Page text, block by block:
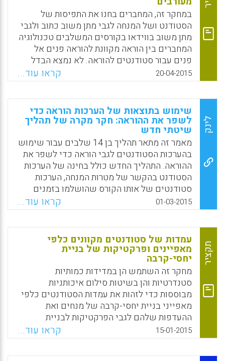
התפקיד של הטיוטור-מנחה מנקודת מבט כפולה:
הן של המתמחים-המרצים הלומדים הן של
הטיוטורים-המנחים. הספר נועד להעשיר ולהרחיב
את הידע בתחום ההנחיה בכלל ובתחום הנחיית
עמיתים בפרט. מעגל רחב של אנשי חינוך ואחרים
העוסקים בהנחיה עשוי למצוא בו עניין כמו גם
כלי עזר שמיש ומועיל (רבקה רייכנברג, רחל שגיא
WhatsApp
Facebook
Email
X
במחקר זה, המחברים בחנו את התפיסות של
הסטודנט ושל המנחה לגבי מתן משוב כתוב ולגבי
מתן משוב בווידאו בקורסים המשלבים טכנולוגיה
המחברים בין הוראה מקוונת להוראה פנים אל
פנים עבור סטודנטים להוראה. לא נמצא הבדל
מובהק בתפיסות לגבי העברת המשוב ולגבי
איכותו בין הסטודנטים שקיבלו משוב בווידאו
לבין אלה שקיבלו משוב כתוב. הראיונות שנערכו
עם המנחה ועם הסטודנטים בסוף הסמסטר חשפו
מספר הבדלים בשיטות המשוב של המנחה כאשר
הם תקשרו באמצעות טקסט בהשוואה לווידאו.
באופן כללי, הסטודנטים והמנחים מצאו
שהמאפיינים של המשוב הכתוב אפשרו להם
קבלת משוב מאורגן ויעיל יותר, בעוד המאפיינים
של הווידאו עודדו תקשורת תומכת ושיחתית יותר
(Borup, Jered ; West, Richard E ; Thomas,
Rebecca, 2015).
WhatsApp
Facebook
Email
X
20-04-2015 קראו עוד...
לינק
שימוש בתוצאות של הערכות הוראה כדי
לשפר את ההוראה: חקר מקרה של תהליך
שיטתי חדש
מאמר זה מתאר תהליך בן 14 שלבים עבור שימוש
בהערכות הסטודנטים לגבי הוראה כדי לשפר את
ההוראה. התהליך החדש כולל בחינה של הערכות
הסטודנט בהקשר של מטרות המנחה, הערכות
סטודנטים של אותו הקורס שהושלמו בזמנים
שונים, והערכות של קורסים דומים שאותם לימדו
מנחים אחרים. התהליך כולל שלבים כדי לסייע
למקסם את ההנעה של המנחה כמו גם כדי לסייע
לזהות מטרות טובות לשיפור (Malouff, John M.;
Reid, Jackie; Wilkes, Janelle; Emmerton,
Ashley J. , 2015).
WhatsApp
Facebook
Email
X
01-03-2015 קראו עוד...
תקציר
עמדות של סטודנטים מקוונים כלפי
מאפיינים ופרקטיקות של בניית
יחסי-קרבה
מחקר זה השתמש הן במדידות כמותיות
סטנדרטיות והן בשיטות סילום איכותניות
מבוססות כדי לזהות את עמדות הסטודנטים כלפי
מאפייני בניית יחסי-קרבה של מנחים ואת
ההעדפות שלהם לגבי הפרקטיקות לבניית
יחסי-קרבה של המנחים בסביבות למידה מקוונות.
הממצאים הצביעו על העדפה חזקה למאפיינים
ופרקטיקות מבוססי-מנחה על פני מאפיינים
15-01-2015 קראו עוד...